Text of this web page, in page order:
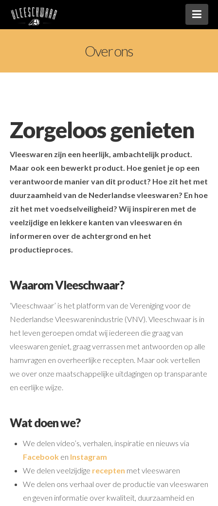
Over ons
Zorgeloos genieten
Vleeswaren zijn een heerlijk, ambachtelijk product.
Maar ook een bewerkt product. Hoe geniet je op een
verantwoorde manier van dit product? Hoe zit het met
duurzaamheid van de Nederlandse vleeswaren? En hoe
zit het met voedselveiligheid? Wij inspireren met de
veelzijdige en lekkere kanten van vleeswaren én
informeren over de achtergrond en het
productieproces.
Waarom Vleeschwaar?
‘Vleeschwaar’ is het platform van de Vereniging voor de
Nederlandse Vleeswarenindustrie (VNV). Vleeschwaar is in
het leven geroepen omdat wij iedereen die graag van
vleeswaren geniet, graag verrassen met antwoorden op alle
hamvragen en overheerlijke recepten. Maar ook vertellen
we over onze maatschappelijke uitdagingen op transparante
en eerlijke wijze.
Wat doen we?
We delen video’s, verhalen, inspiratie en nieuws via
Facebook en Instagram
We delen veelzijdige recepten met vleeswaren
We delen ons verhaal over de productie van vleeswaren
en geven informatie over kwaliteit, duurzaamheid en